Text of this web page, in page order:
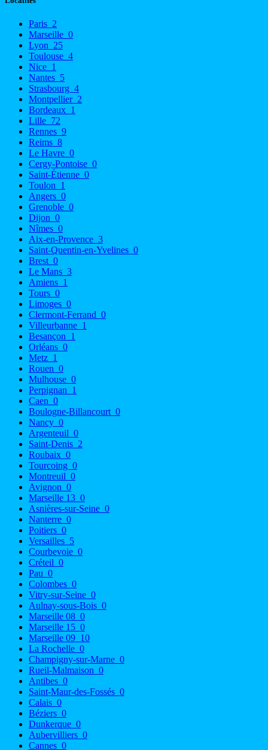
Paris 2
Marseille 0
Lyon 25
Toulouse 4
Nice 1
Nantes 5
Strasbourg 4
Montpellier 2
Bordeaux 1
Lille 72
Rennes 9
Reims 8
Le Havre 0
Cergy-Pontoise 0
Saint-Étienne 0
Toulon 1
Angers 0
Grenoble 0
Dijon 0
Nîmes 0
Aix-en-Provence 3
Saint-Quentin-en-Yvelines 0
Brest 0
Le Mans 3
Amiens 1
Tours 0
Limoges 0
Clermont-Ferrand 0
Villeurbanne 1
Besançon 1
Orléans 0
Metz 1
Rouen 0
Mulhouse 0
Perpignan 1
Caen 0
Boulogne-Billancourt 0
Nancy 0
Argenteuil 0
Saint-Denis 2
Roubaix 0
Tourcoing 0
Montreuil 0
Avignon 0
Marseille 13 0
Asnières-sur-Seine 0
Nanterre 0
Poitiers 0
Versailles 5
Courbevoie 0
Créteil 0
Pau 0
Colombes 0
Vitry-sur-Seine 0
Aulnay-sous-Bois 0
Marseille 08 0
Marseille 15 0
Marseille 09 10
La Rochelle 0
Champigny-sur-Marne 0
Rueil-Malmaison 0
Antibes 0
Saint-Maur-des-Fossés 0
Calais 0
Béziers 0
Dunkerque 0
Aubervilliers 0
Cannes 0